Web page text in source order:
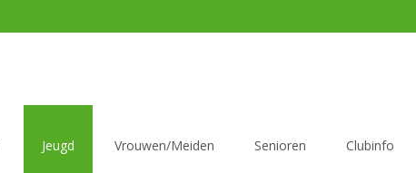
Jeugd Vrouwen/Meiden Senioren Clubinfo